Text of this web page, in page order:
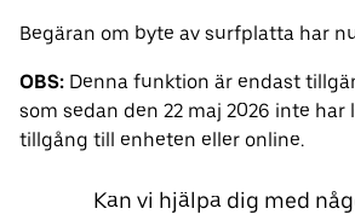
Begäran om byte av surfplatta har
OBS: Denna funktion är endast
som sedan den 22 maj 2026 inte har
tillgång till enheten eller online.
Kan vi hjälpa dig med